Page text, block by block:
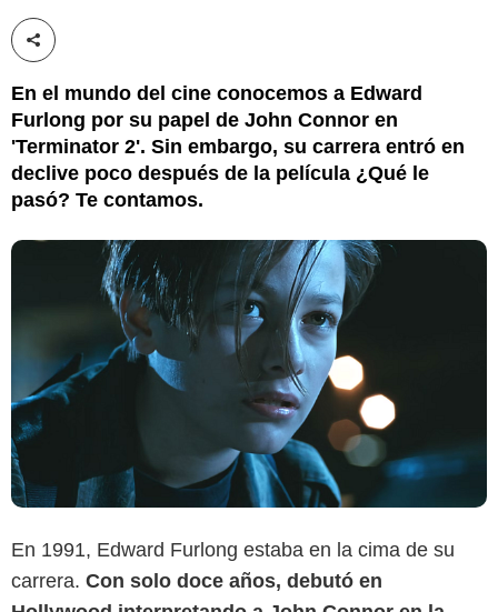
Compartir esta noticia
En el mundo del cine conocemos a Edward
Furlong por su papel de John Connor en
'Terminator 2'. Sin embargo, su carrera entró en
declive poco después de la película ¿Qué le
pasó? Te contamos.
En 1991, Edward Furlong estaba en la cima de su
carrera. Con solo doce años, debutó en